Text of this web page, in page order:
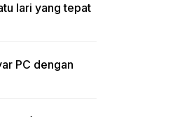
lari yang tepat
PC dengan